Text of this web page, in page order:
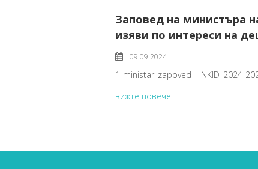
Заповед на министъра
изяви по интереси на
09.09.2024
1-ministar_zapoved_- NKID_2024-
вижте повече